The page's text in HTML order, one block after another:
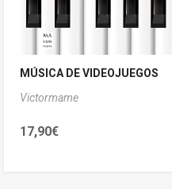
MÚSICA DE VIDEOJUEGOS
Victormame
17,90€